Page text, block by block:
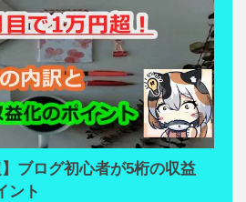
】ブログ初心者が5桁の収益
ント